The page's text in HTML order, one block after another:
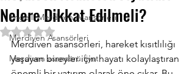
Engelli Merdiven Asansörleri
Merdiven Asansörleri
Merdiven asansörü fiyat
Nelere Dikkat Edilmeli?
5 üzerinden NaN yıldız
Merdiven asansörleri, hareket kısıtlılığı
yaşayan bireyler için hayatı kolaylaştıran